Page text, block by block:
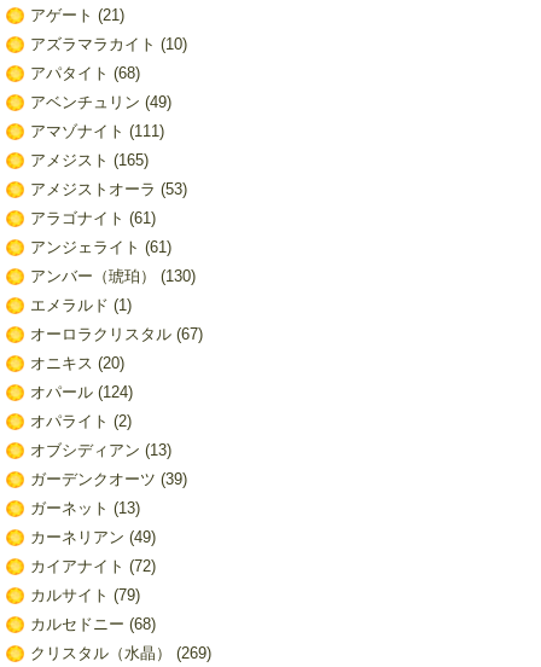
アゲート (21)
アズラマラカイト (10)
アパタイト (68)
アベンチュリン (49)
アマゾナイト (111)
アメジスト (165)
アメジストオーラ (53)
アラゴナイト (61)
アンジェライト (61)
アンバー（琥珀）
(130)
エメラルド (1)
オーロラクリスタル(67)
オニキス (20)
オパール(124)
オパライト (2)
オブシディアン (13)
ガーデンクオーツ (39)
ガーネット (13)
カーネリアン (49)
カイアナイト (72)
カルサイト (79)
カルセドニー (68)
クリスタル（水晶）
(269)